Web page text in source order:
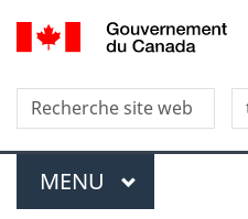
Menu
MENU PRINCIPAL